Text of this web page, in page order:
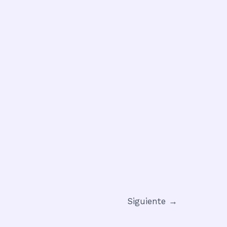
Siguiente →